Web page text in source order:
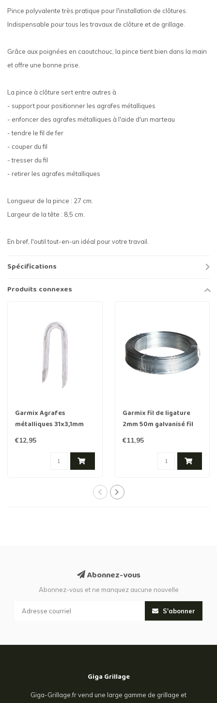
Pince polyvalente très pratique pour l'installation de clôtures.
Indispensable pour tous les travaux de clôture et de grillage.
Grâce aux poignées en caoutchouc, la pince tient bien dans la main
et offre une bonne prise.
La pince à clôture sert entre autres à
- support pour positionner les agrafes métalliques
- enfoncer des agrafes métalliques à l'aide d'un marteau
- tendre le fil de fer
- couper du fil
- tresser du fil
- retirer les agrafes métalliques
Longueur de la pince : 27 cm.
Largeur de la tête : 8,5 cm.
En bref, l'outil tout-en-un idéal pour votre travail.
Spécifications
Produits connexes
Garmix Agrafes
métalliques 31x3,1mm
250 pièces
€12,95
Garmix fil de ligature
2mm 50m galvanisé fil
d'acier
€11,95
Abonnez-vous
Abonnez-vous et ne manquez aucune nouvelle
S'abonner
Giga Grillage
Giga-Grillage.fr vend une large gamme de grillage et